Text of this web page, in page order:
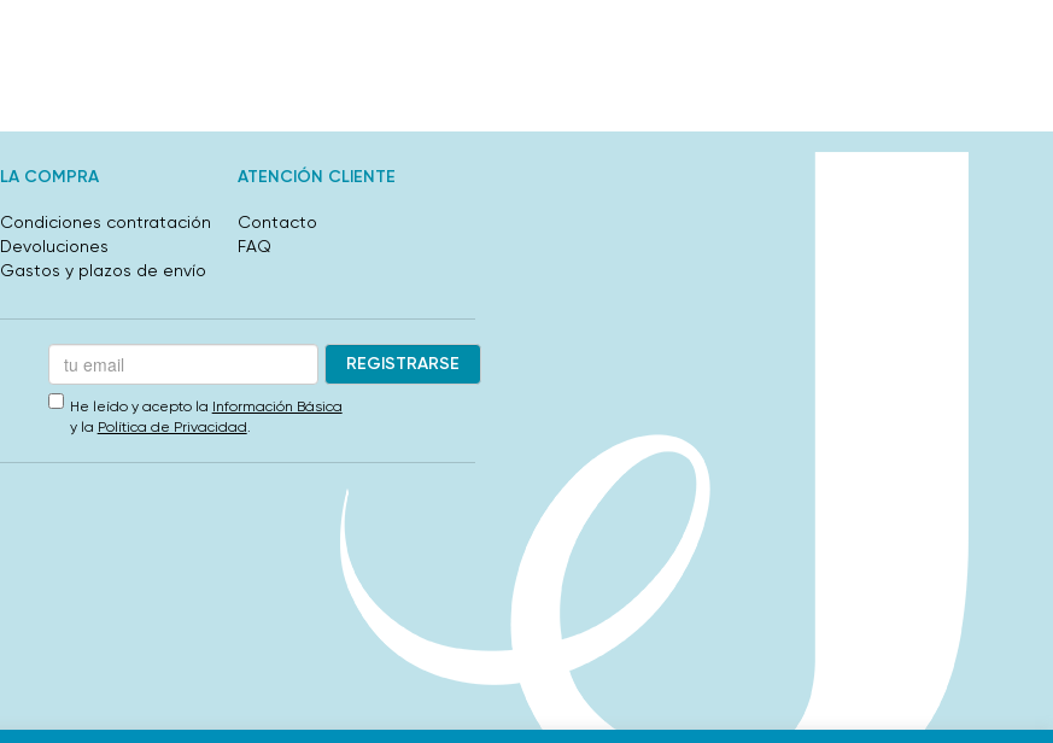
LA COMPRA
Condiciones contratación
Devoluciones
Gastos y plazos de envío
ATENCIÓN CLIENTE
Contacto
FAQ
He leído y acepto la Información Básica
y la Política de Privacidad.